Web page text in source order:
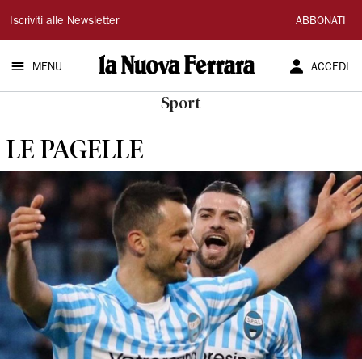
La
Nuova
Ferrara
Iscriviti alle Newsletter ABBONATI
MENU ACCEDI
Sport
LE PAGELLE